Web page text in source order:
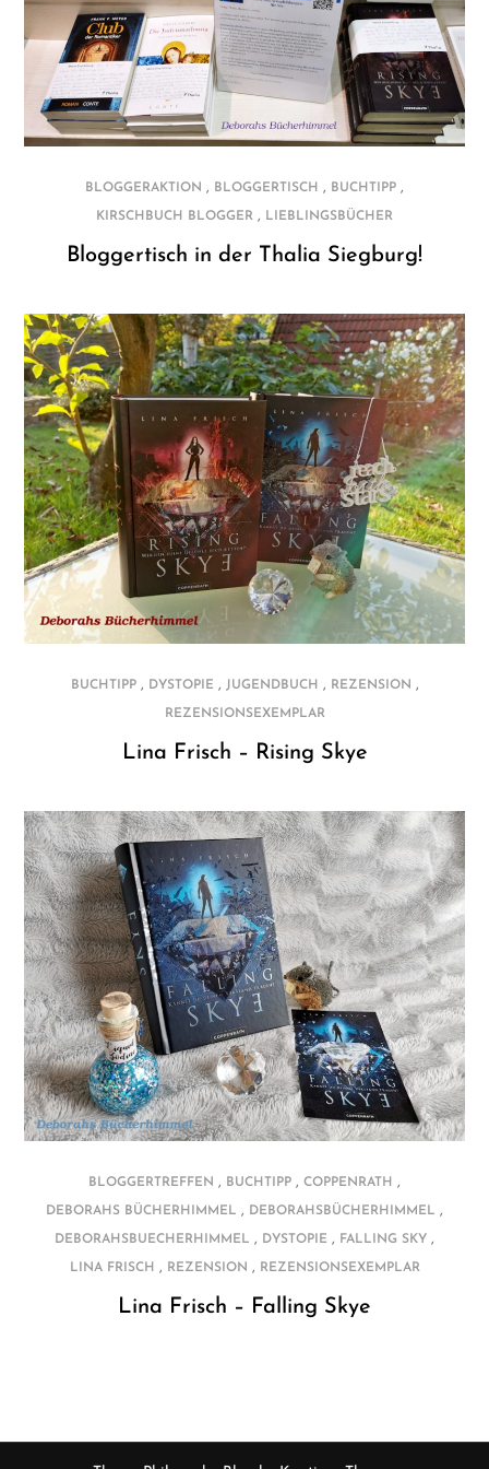
BLOGGERAKTION , BLOGGERTISCH , BUCHTIPP ,
KIRSCHBUCH BLOGGER , LIEBLINGSBÜCHER
Bloggertisch in der Thalia Siegburg!
BUCHTIPP, DYSTOPIE , JUGENDBUCH , REZENSION ,
REZENSIONSEXEMPLAR
Lina Frisch – Rising Skye
BLOGGERTREFFEN , BUCHTIPP , COPPENRATH ,
DEBORAHS BÜCHERHIMMEL , DEBORAHSBÜCHERHIMMEL ,
DEBORAHSBUECHERHIMMEL , DYSTOPIE , FALLING SKY ,
LINA FRISCH , REZENSION , REZENSIONSEXEMPLAR
Lina Frisch – Falling Skye